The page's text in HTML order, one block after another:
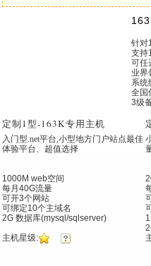
针对
支持
可任
业界
系统
全国
3级
定制1型-163K专用主机
入门型.net平台,小型地方门户站点最佳
体验平台、超值选择
1000M web空间
每月40G流量
可开3个网站
可绑定10个主域名
2G 数据库(mysql/sqlserver)
主机星级: